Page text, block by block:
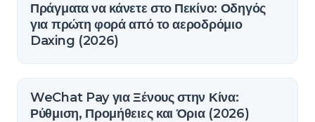
Πράγματα να κάνετε στο Πεκίνο: Οδηγός
για πρώτη φορά από το αεροδρόμιο
Daxing (2026)
WeChat Pay για Ξένους στην Κίνα:
Ρύθμιση, Προμήθειες και Όρια (2026)